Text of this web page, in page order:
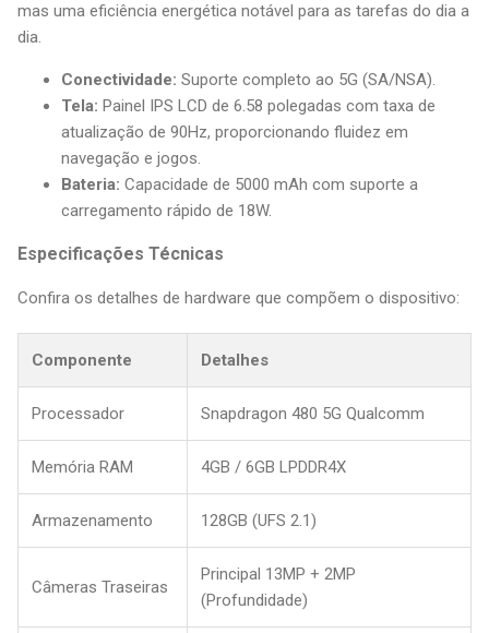
mas uma eficiência energética notável para as tarefas do dia a
dia.
Conectividade: Suporte completo ao 5G (SA/NSA).
Tela: Painel IPS LCD de 6.58 polegadas com taxa de
atualização de 90Hz, proporcionando fluidez em
navegação e jogos.
Bateria: Capacidade de 5000 mAh com suporte a
carregamento rápido de 18W.
Especificações Técnicas
Confira os detalhes de hardware que compõem o dispositivo:
Componente Detalhes
Processador Snapdragon 480 5G Qualcomm
Memória RAM 4GB / 6GB LPDDR4X
Armazenamento 128GB (UFS 2.1)
Câmeras Traseiras
Principal 13MP + 2MP
(Profundidade)